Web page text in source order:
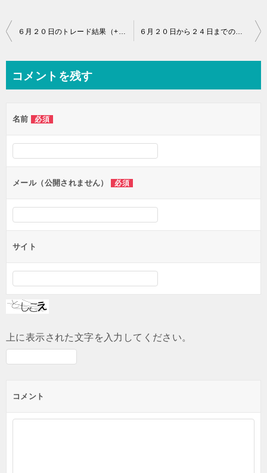
投
ビ
ー
シ
ン
６月２０日のトレード結果（+99.8pip) ６月２０日から２４日までのトレード結果（+189.2pip)
コメントを残す
名前 必須
メール（公開されません） 必須
サイト
上に表示された文字を入力してください。
コメント